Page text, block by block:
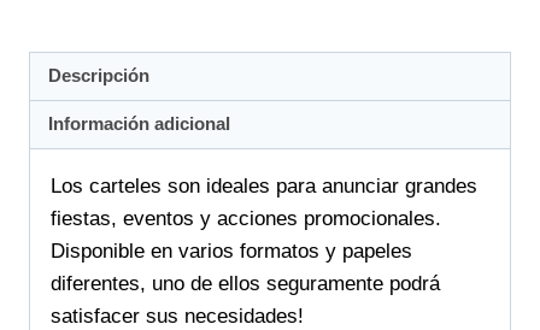
Descripción
Información adicional
Los carteles son ideales para anunciar grandes
fiestas, eventos y acciones promocionales.
Disponible en varios formatos y papeles
diferentes, uno de ellos seguramente podrá
satisfacer sus necesidades!